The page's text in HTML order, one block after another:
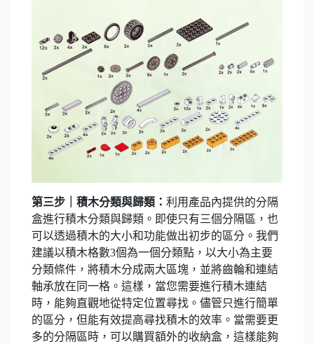
第三步｜積木分類與歸類： 利用產品內提供的分隔
盒進行積木分類與歸類。即使只有三個分隔區，也
可以透過積木的大小和功能做出初步的區分。我們
建議以積木格數3個為一個分類點，以大小為主要
分類條件，將積木分成兩大區塊，並將齒輪和連結
軸承放在同一格。這樣，當您需要進行積木連結
時，能夠直觀地從特定位置尋找。儘管只進行簡單
的區分，但能有效提高尋找積木的效率。當需要更
多的分隔區時，可以購買額外的收納盒，這樣能夠